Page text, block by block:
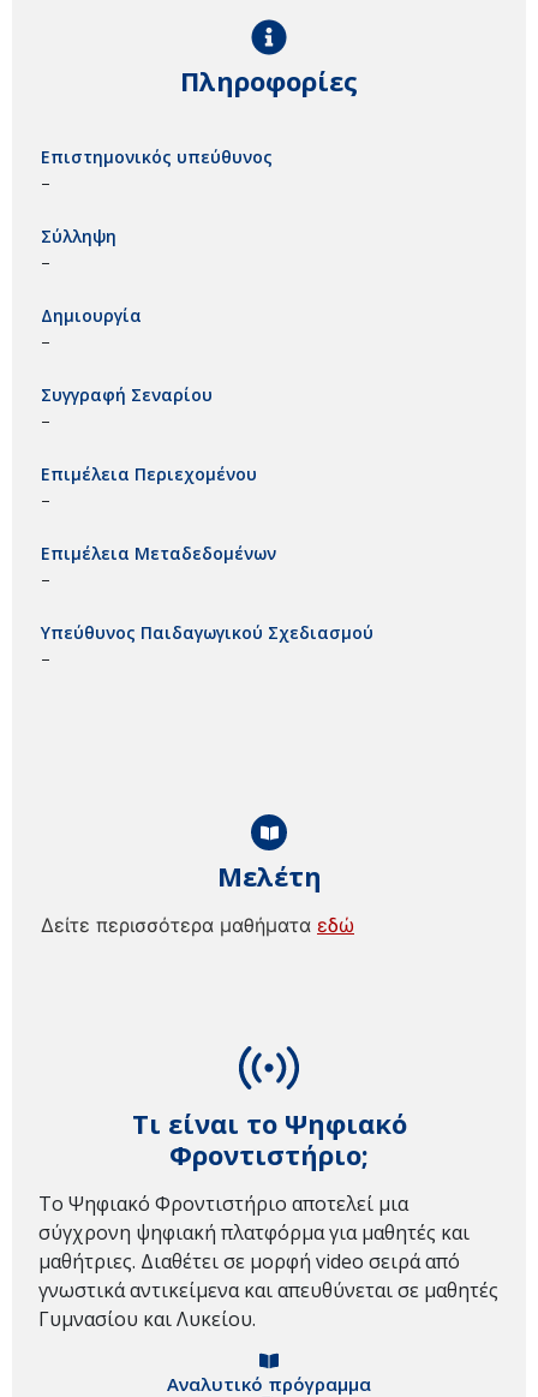
Τι είναι το Ψηφιακό
Φροντιστήριο;
Το Ψηφιακό Φροντιστήριο αποτελεί μια
σύγχρονη ψηφιακή πλατφόρμα για μαθητές και
μαθήτριες. Διαθέτει σε μορφή video σειρά από
γνωστικά αντικείμενα και απευθύνεται σε μαθητές
Γυμνασίου και Λυκείου.
Αναλυτικό πρόγραμμα
Μελέτη
Δείτε περισσότερα μαθήματα εδώ
Πληροφορίες
Επιστημονικός υπεύθυνος
–
Σύλληψη
–
Δημιουργία
–
Συγγραφή Σεναρίου
–
Επιμέλεια Περιεχομένου
–
Επιμέλεια Μεταδεδομένων
–
Υπεύθυνος Παιδαγωγικού Σχεδιασμού
–